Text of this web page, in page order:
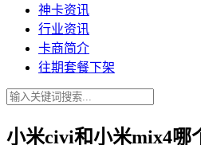
神卡资讯
行业资讯
卡商简介
往期套餐下架
小米civi和小米mix4哪